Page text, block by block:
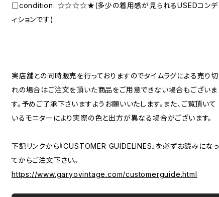
□condition: ☆☆☆☆★(多少の着用感が見られるUSEDコンデ
ィションです)
実店舗との同時販売を行っておりますのでタイムラグによる売り切
れの場合はご注文を頂いた商品をご用意できない場合もございま
す。予めご了承下さいますようお願いいたします。また、ご覧頂いて
いるモニターにより実際の色と出方が異なる場合がございます。
下記リンクから『CUSTOMER GUIDELINES』を必ずお読みになっ
てからご注文下さい。
https://www.garyovintage.com/customerguide.html